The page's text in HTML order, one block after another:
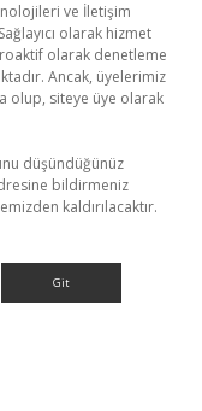
ve İletişim
olarak hizmet
olarak denetleme
Ancak, üyelerimiz
olup, siteye üye olarak
düşündüğünüz
bildirmeniz
kaldırılacaktır.